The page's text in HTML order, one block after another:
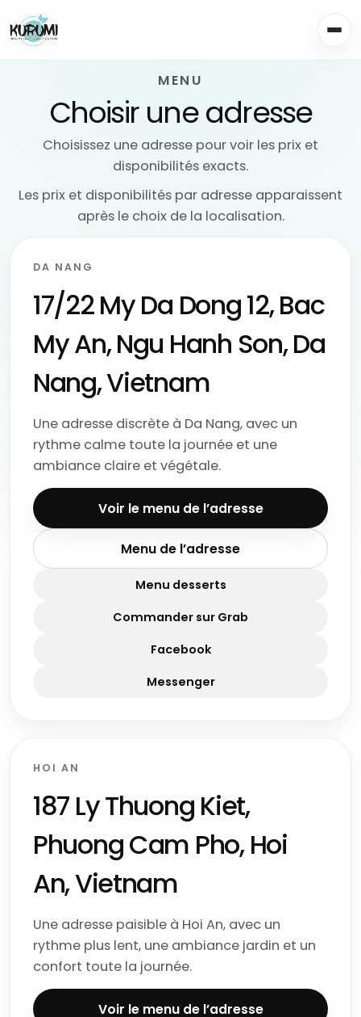
MENU
Choisir une adresse
Choisissez une adresse pour voir les prix et
disponibilités exacts.
Les prix et disponibilités par adresse apparaissent
après le choix de la localisation.
DA NANG
17/22 My Da Dong 12, Bac
My An, Ngu Hanh Son, Da
Nang, Vietnam
Une adresse discrète à Da Nang, avec un
rythme calme toute la journée et une
ambiance claire et végétale.
Voir le menu de l’adresse
Menu de l’adresse
Menu desserts
Commander sur Grab
Facebook
Messenger
HOI AN
187 Ly Thuong Kiet,
Phuong Cam Pho, Hoi
An, Vietnam
Une adresse paisible à Hoi An, avec un
rythme plus lent, une ambiance jardin et un
confort toute la journée.
Voir le menu de l’adresse